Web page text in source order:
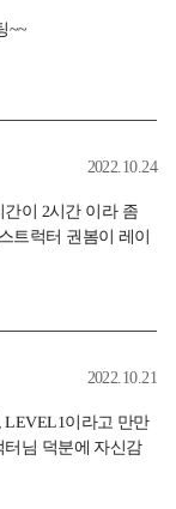
~~
2022.10.24
이 2시간 이라 좀
부분이 아쉽네요.
야 하는 부분이 좀
2022.10.21
LEVEL1이라고 만만